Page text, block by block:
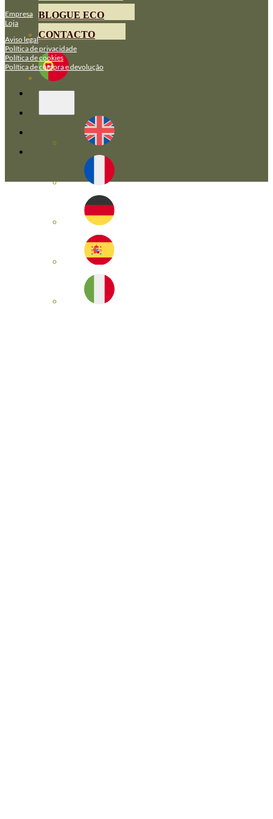
BLOGUE ECO
CONTACTO
Empresa
Loja
Aviso legal
Política de privacidade
Política de cookies
Política de compra e devolução